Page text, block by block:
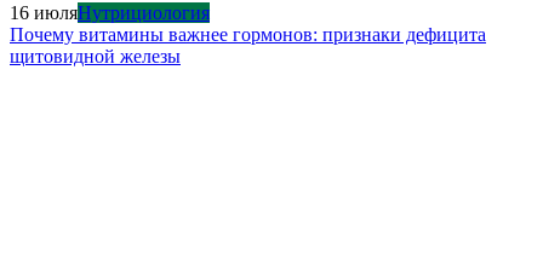
16 июляНутрициология
Почему витамины важнее гормонов: признаки дефицита
щитовидной железы